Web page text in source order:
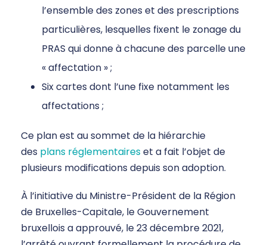
l’ensemble des zones et des prescriptions
particulières, lesquelles fixent le zonage du
PRAS qui donne à chacune des parcelle une
« affectation » ;
Six cartes dont l’une fixe notamment les
affectations ;
Ce plan est au sommet de la hiérarchie
des plans réglementaireset a fait l’objet de
plusieurs modifications depuis son adoption.
À l’initiative du Ministre-Président de la Région
de Bruxelles-Capitale, le Gouvernement
bruxellois a approuvé, le 23 décembre 2021,